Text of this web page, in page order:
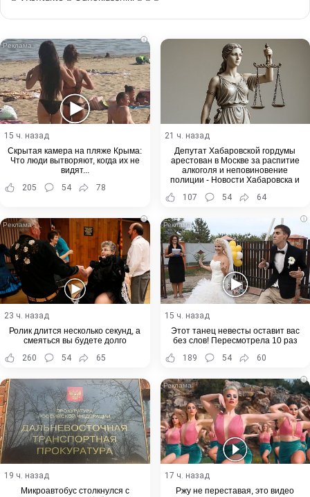
i
15 ч. назад
Скрытая камера на пляже Крыма:
Что люди вытворяют, когда их не
видят...
205
54 78
21 ч. назад
Депутат Хабаровской гордумы
арестован в Москве за распитие
алкоголя и неповиновение
полиции - Новости Хабаровска и
107 54 64
i
23 ч. назад
Ролик длится несколько секунд, а
смеяться вы будете долго
260
54 65
i
15 ч. назад
Этот танец невесты оставит вас
без слов! Пересмотрела 10 раз
189
54 60
19 ч. назад
Микроавтобус столкнулся с
i
17 ч. назад
Ржу не переставая, это видео